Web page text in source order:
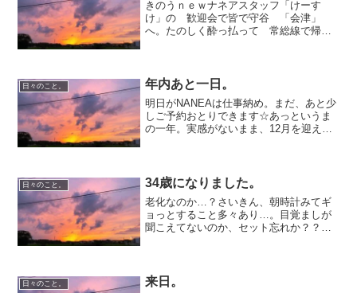
きのうｎｅｗナネアスタッフ「けーす
け」の 歓迎会で皆で守谷 「会津」
へ。たのしく酔っ払って 常総線で帰
ですが．．．．何でわたしは 床で...
日々のこと。 年内あと一日。
明日がNANEAは仕事納め。まだ、あと少
しご予約おとりできます☆あっというま
の一年。実感がないまま、12月を迎え、
日々のこと。 34歳になりました。
老化なのか…？さいきん、朝時計みてギ
ョっとすること多々あり…。目覚ましが
聞こえてないのか、セット忘れか？？お
ージ屋さんのスタッフに、...
日々のこと。 来日。